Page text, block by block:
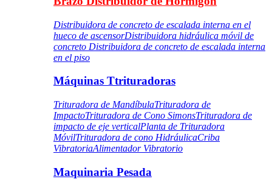
Distribuidora de concreto de escalada interna en el
hueco de ascensorDistribuidora hidráulica móvil de
concreto Distribuidora de concreto de escalada interna
en el piso
Máquinas Ttrituradoras
Trituradora de MandíbulaTrituradora de
ImpactoTrituradora de Cono SimonsTrituradora de
impacto de eje verticalPlanta de Trituradora
MóvilTrituradora de cono HidráulicaCriba
VibratoriaAlimentador Vibratorio
Maquinaria Pesada